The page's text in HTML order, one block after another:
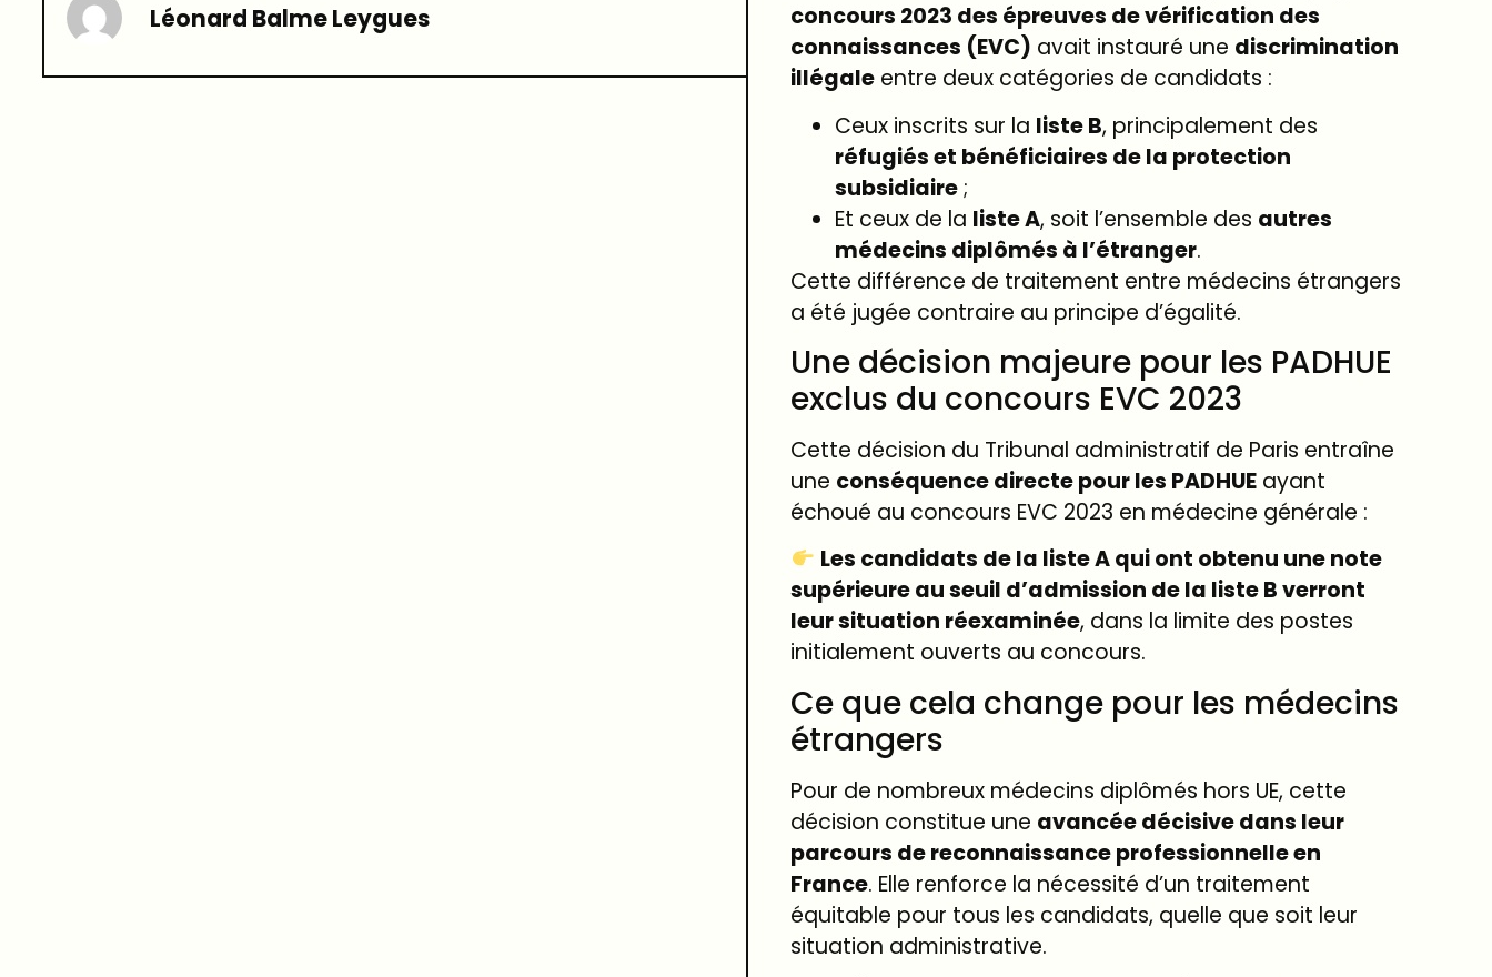
Léonard Balme Leygues
concours 2023 des épreuves de vérification des
connaissances (EVC) avait instauré une discrimination
illégale entre deux catégories de candidats :
Ceux inscrits sur la liste B, principalement des
réfugiés et bénéficiaires de la protection
subsidiaire;
Et ceux de la liste A, soit l’ensemble des autres
médecins diplômés à l’étranger.
Cette différence de traitement entre médecins étrangers
a été jugée contraire au principe d’égalité.
Une décision majeure pour les PADHUE
exclus du concours EVC 2023
Cette décision du Tribunal administratif de Paris entraîne
une conséquence directe pour les PADHUE ayant
échoué au concours EVC 2023 en médecine générale :
Les candidats de la liste A qui ont obtenu une note
supérieure au seuil d’admission de la liste B verront
leur situation réexaminée, dans la limite des postes
initialement ouverts au concours.
Ce que cela change pour les médecins
étrangers
Pour de nombreux médecins diplômés hors UE, cette
décision constitue une avancée décisive dans leur
parcours de reconnaissance professionnelle en
France. Elle renforce la nécessité d’un traitement
équitable pour tous les candidats, quelle que soit leur
situation administrative.